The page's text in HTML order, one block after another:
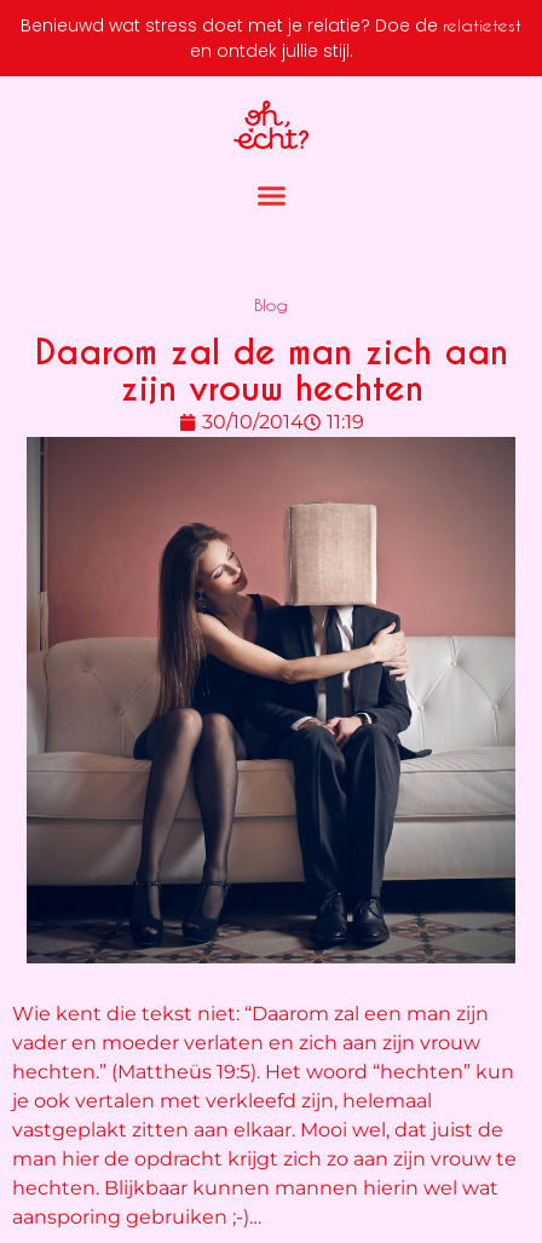
Benieuwd wat stress doet met je relatie? Doe de relatietest
en ontdek jullie stijl.
Blog
Daarom zal de man zich aan
zijn vrouw hechten
30/10/2014 11:19
Wie kent die tekst niet: “Daarom zal een man zijn
vader en moeder verlaten en zich aan zijn vrouw
hechten.” (Mattheüs 19:5). Het woord “hechten” kun
je ook vertalen met verkleefd zijn, helemaal
vastgeplakt zitten aan elkaar. Mooi wel, dat juist de
man hier de opdracht krijgt zich zo aan zijn vrouw te
hechten. Blijkbaar kunnen mannen hierin wel wat
aansporing gebruiken ;-)…